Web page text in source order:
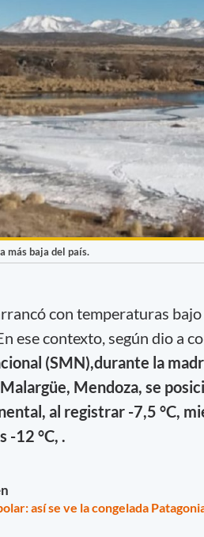
más baja del país.
con temperaturas
ese contexto, según dio a
(SMN),durante la
Mendoza, se
al registrar -7,5 °C,
-12 °C, .
así se ve la congelada